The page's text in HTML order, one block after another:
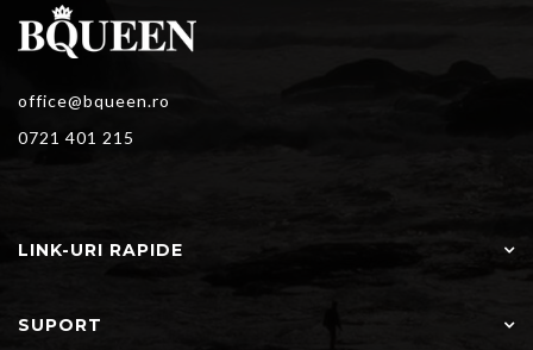
office@bqueen.ro
0721 401 215
LINK-URI RAPIDE
SUPORT